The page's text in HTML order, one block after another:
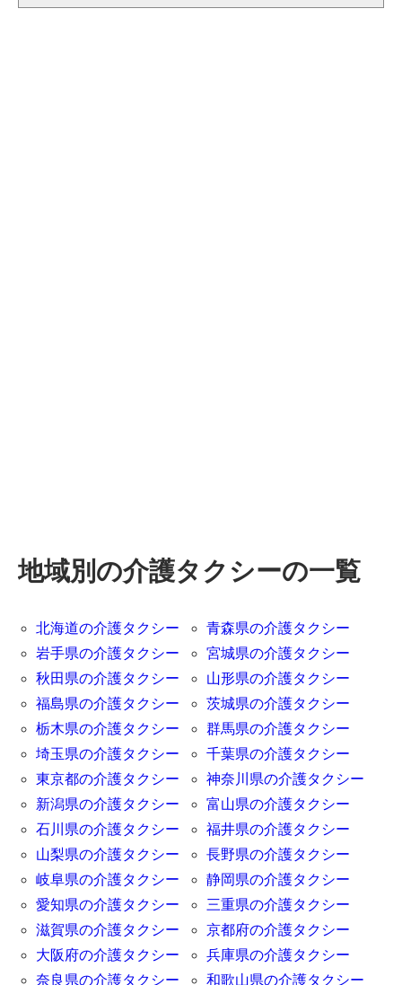
地域別の介護タクシーの一覧
北海道の介護タクシー
青森県の介護タクシー
岩手県の介護タクシー
宮城県の介護タクシー
秋田県の介護タクシー
山形県の介護タクシー
福島県の介護タクシー
茨城県の介護タクシー
栃木県の介護タクシー
群馬県の介護タクシー
埼玉県の介護タクシー
千葉県の介護タクシー
東京都の介護タクシー
神奈川県の介護タクシー
新潟県の介護タクシー
富山県の介護タクシー
石川県の介護タクシー
福井県の介護タクシー
山梨県の介護タクシー
長野県の介護タクシー
岐阜県の介護タクシー
静岡県の介護タクシー
愛知県の介護タクシー
三重県の介護タクシー
滋賀県の介護タクシー
京都府の介護タクシー
大阪府の介護タクシー
兵庫県の介護タクシー
奈良県の介護タクシー
和歌山県の介護タクシー